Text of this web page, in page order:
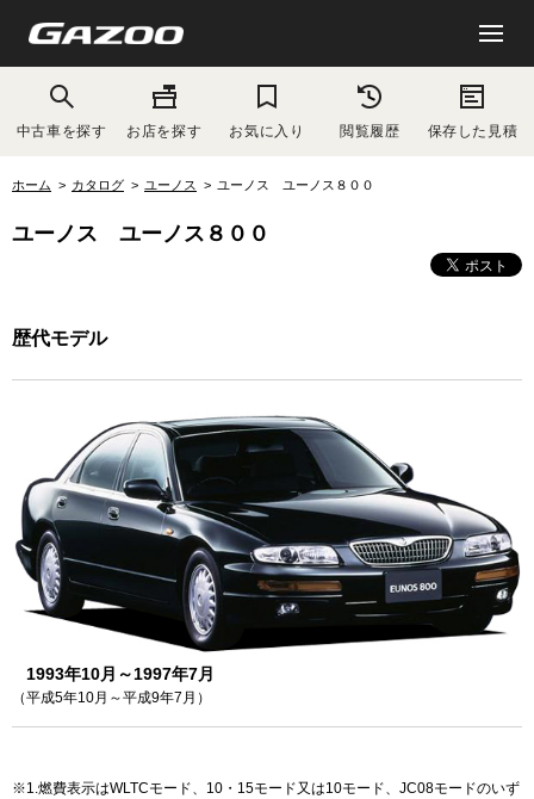
中古車を探す お店を探す お気に入り 閲覧履歴 保存した見積
ホーム カタログ ユーノス ユーノス ユーノス８００
ユーノス ユーノス８００
歴代モデル
1993年10月～1997年7月
（平成5年10月～平成9年7月）
1.燃費表示はWLTCモード、10・15モード又は10モード、JC08モードのいず